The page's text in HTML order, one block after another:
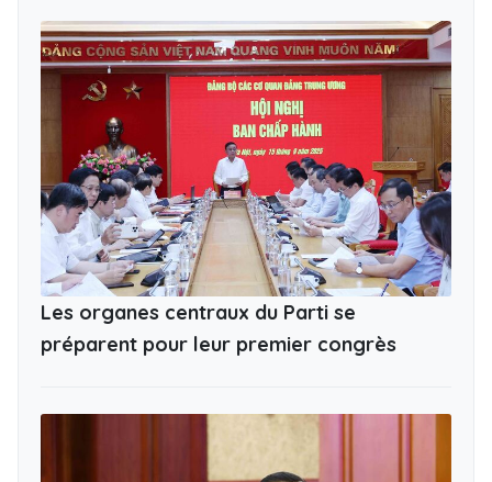
Les organes centraux du Parti se
préparent pour leur premier congrès